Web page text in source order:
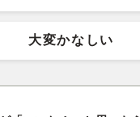
大変かなしい